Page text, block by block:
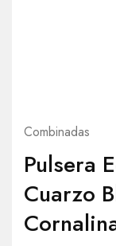
Combinadas
Pulsera
Cuarzo